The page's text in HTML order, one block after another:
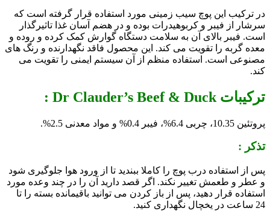
در ترکیب این پوچ سیب زمینی مورد استفاده قرار گرفته است که
سرشار از فیبر و کربوهیدرات بوده و در هضم آسان غذا تاثیرگذار
است. فیبر بالای آن به سلامت دستگاه گوارش کمک کرده و روده و
معده گربه را تقویت می کند. این محصول فاقد نگهدارنده و رنگ های
مصنوعی است. استفاده منظم از آن سیستم ایمنی را تقویت می
کند.
ترکیبات Dr Clauder’s Beef & Duck :
پروتئین 10.35، چربی 6.4%، فیبر 0.4% و مواد معدنی 2.5%.
تذکر :
پس از استفاده درب پوچ را کاملا ببندید تا از ورود هوا جلوگیری شود
و عطر و طعمش تغییر نکند. اگر قصد دارید آن را در چند وعده مورد
استفاده قرار دهید، پس از باز کردن می توانید باقیمانده بسته را تا
24 ساعت در یخچال نگهداری کنید.